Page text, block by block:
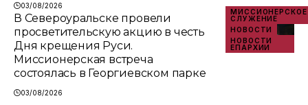
03/08/2026
МИССИОНЕРСКОЕ
СЛУЖЕНИЕ
НОВОСТИ
НОВОСТИ
ЕПАРХИИ
В Североуральске провели
просветительскую акцию в честь
Дня крещения Руси.
Миссионерская встреча
состоялась в Георгиевском парке
03/08/2026